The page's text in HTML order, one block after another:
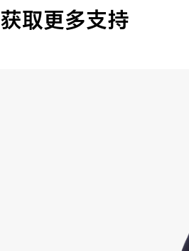
获取更多支持